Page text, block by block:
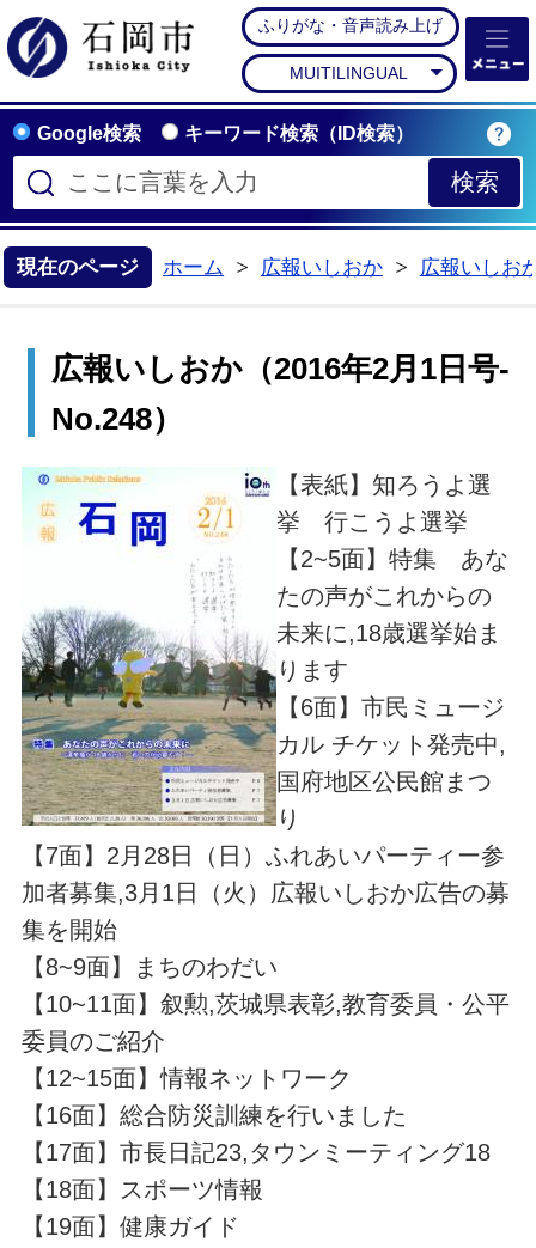
石岡市公式ホームペー
ふりがな・音声読み上げ
MUITILINGUAL
Google検索 キーワード検索（ID検索）
現在のページ ホーム
広報いしおか
広報いしお
広報いしおか（2016年2月1日号-
No.248）
【表紙】知ろうよ選
挙 行こうよ選挙
【2~5面】特集 あな
たの声がこれからの
未来に,18歳選挙始ま
ります
【6面】市民ミュージ
カル チケット発売中,
国府地区公民館まつ
り
【7面】2月28日（日）ふれあいパーティー参
加者募集,3月1日（火）広報いしおか広告の募
集を開始
【8~9面】まちのわだい
【10~11面】叙勲,茨城県表彰,教育委員・公平
委員のご紹介
【12~15面】情報ネットワーク
【16面】総合防災訓練を行いました
【17面】市長日記23,タウンミーティング18
【18面】スポーツ情報
【19面】健康ガイド